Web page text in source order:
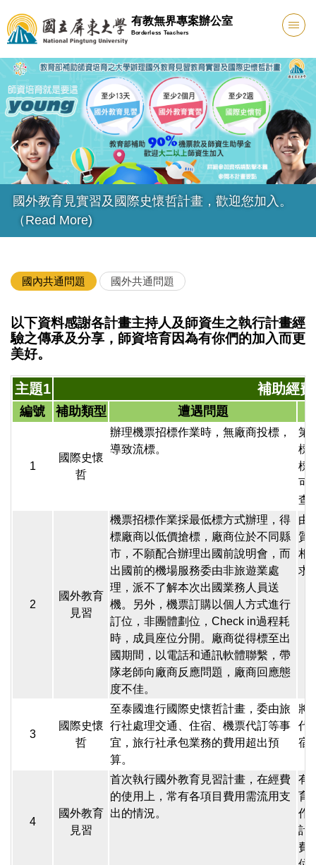
到
主
要
內
容
區
有教無界專案辦公室
Borderless Teachers
國外教育見習計畫跨校媒合(目前0件)
國內共通問題 國外共通問題
以下資料感謝各計畫主持人及師資生之執行計畫經
驗之傳承及分享，師資培育因為有你們的加入而更
美好。
主題1 補助經
編號 補助類型 遭遇問題
1
國際史懷
哲
辦理機票招標作業時，無廠商投標，
導致流標。
第
標
標
可
查
2
國外教育
見習
機票招標作業採最低標方式辦理，得
標廠商以低價搶標，廠商位於不同縣
市，不願配合辦理出國前說明會，而
出國前的機場服務委由非旅遊業處
理，派不了解本次出國業務人員送
機。另外，機票訂購以個人方式進行
訂位，非團體劃位，Check in過程耗
時，成員座位分開。廠商從得標至出
國期間，以電話和通訊軟體聯繫，帶
隊老師向廠商反應問題，廠商回應態
度不佳。
由
質
相
求
3
國際史懷
哲
至泰國進行國際史懷哲計畫，委由旅
行社處理交通、住宿、機票代訂等事
宜，旅行社承包業務的費用超出預
算。
將
代
宿
4
國外教育
見習
首次執行國外教育見習計畫，在經費
的使用上，常有各項目費用需流用支
出的情況。
有
育
作
計
費